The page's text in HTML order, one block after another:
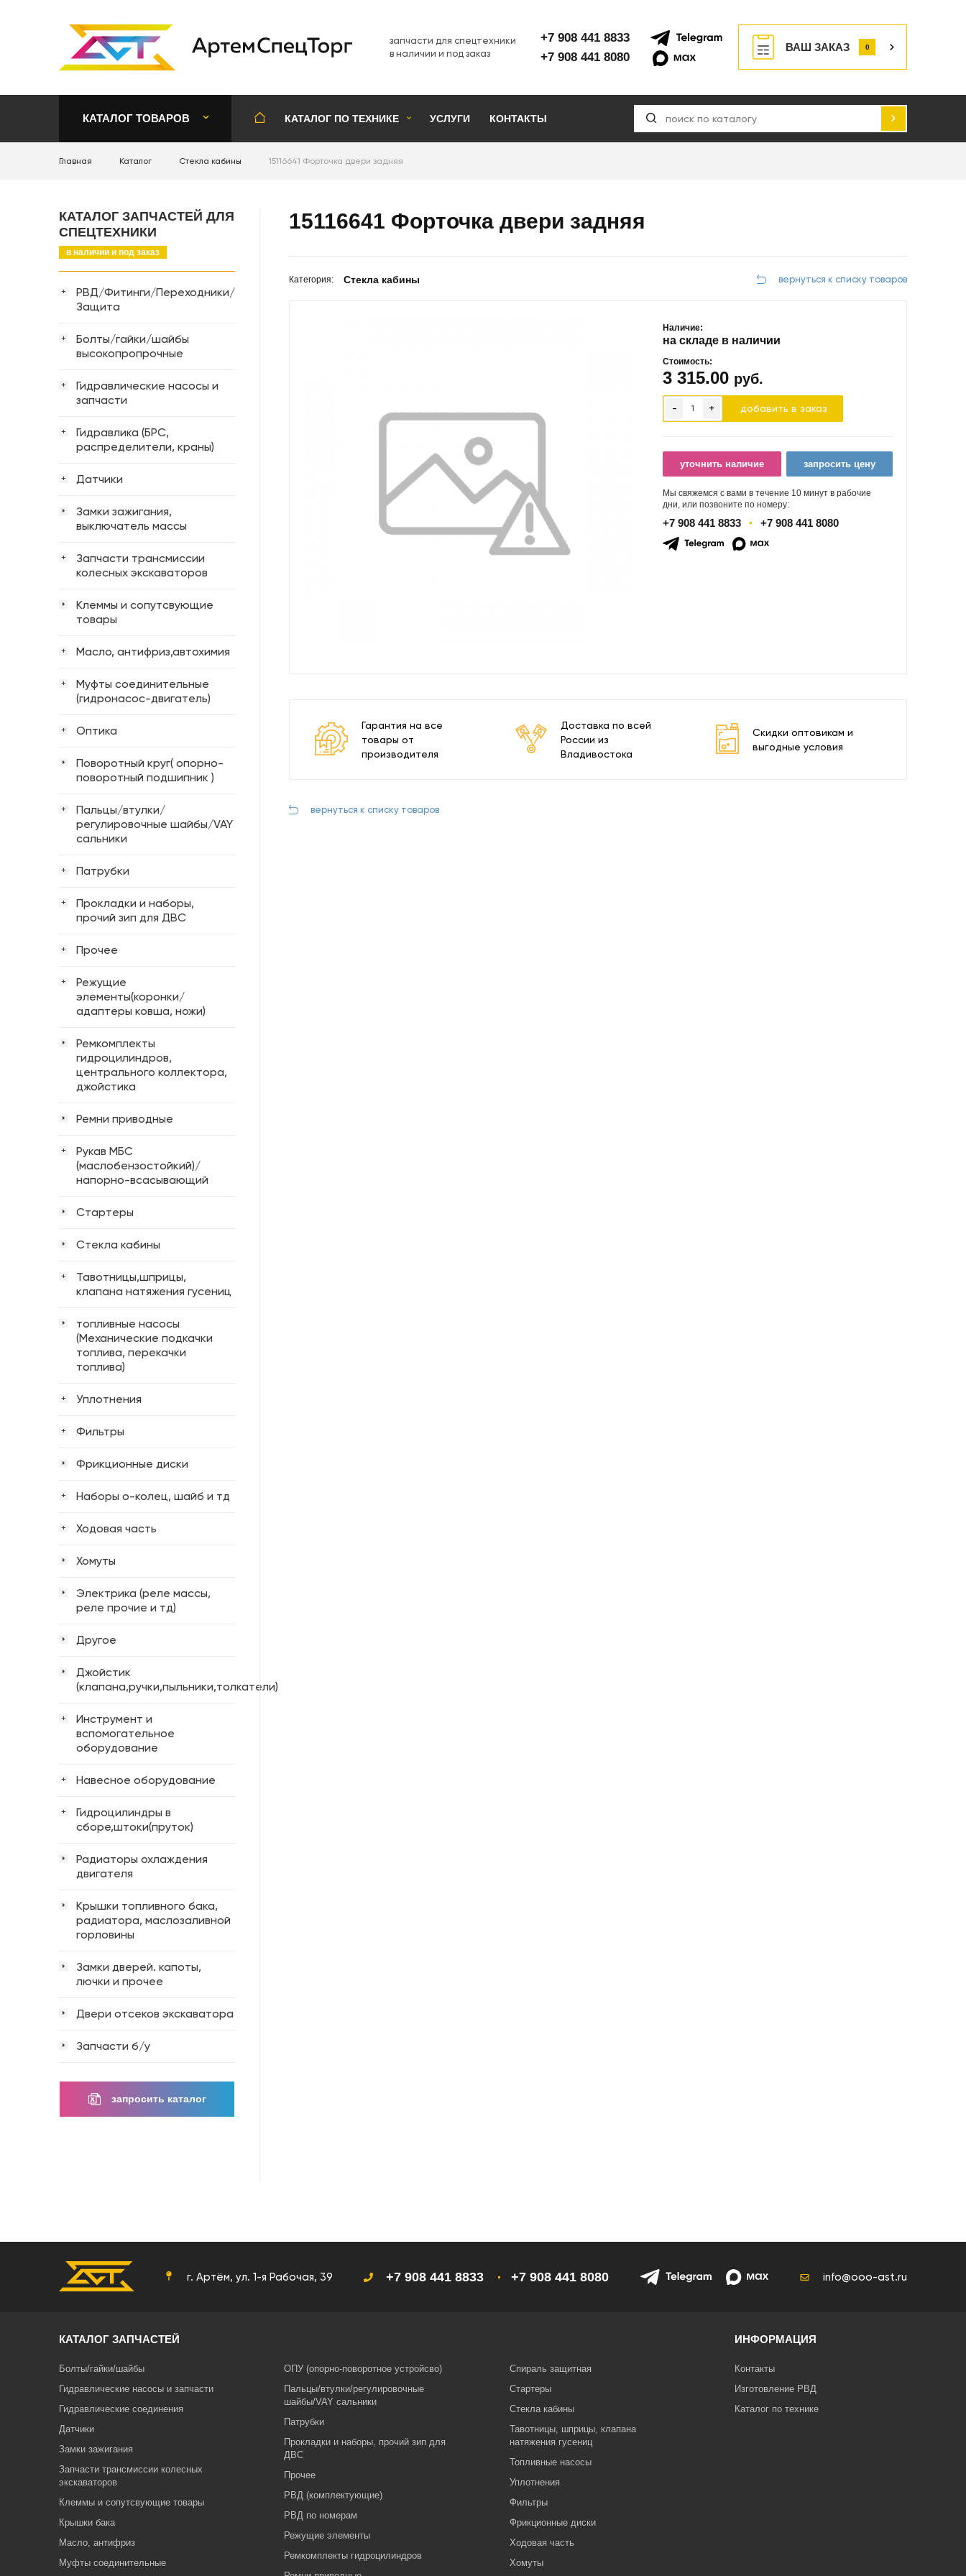
запчасти для спецтехники
в наличии и под заказ
+7 908 441 8833
+7 908 441 8080
ВАШ ЗАКАЗ 0
КАТАЛОГ ТОВАРОВ КАТАЛОГ ПО ТЕХНИКЕ УСЛУГИ КОНТАКТЫ
Главная Каталог Стекла кабины 15116641 Форточка двери задняя
КАТАЛОГ ЗАПЧАСТЕЙ ДЛЯ
СПЕЦТЕХНИКИ
в наличии и под заказ
+
РВД/Фитинги/Переходники/
Защита
+
Болты/гайки/шайбы
высокопропрочные
+
Гидравлические насосы и
запчасти
+
Гидравлика (БРС,
распределители, краны)
+ Датчики
Замки зажигания,
выключатель массы
+
Запчасти трансмиссии
колесных экскаваторов
Клеммы и сопутсвующие
товары
+ Масло, антифриз,автохимия
+
Муфты соединительные
(гидронасос-двигатель)
+ Оптика
Поворотный круг( опорно-
поворотный подшипник )
+
Пальцы/втулки/
регулировочные шайбы/VAY
сальники
+ Патрубки
+
Прокладки и наборы,
прочий зип для ДВС
+ Прочее
+
Режущие
элементы(коронки/
адаптеры ковша, ножи)
Ремкомплекты
гидроцилиндров,
центрального коллектора,
джойстика
Ремни приводные
+
Рукав МБС
(маслобензостойкий)/
напорно-всасывающий
Стартеры
Стекла кабины
+
Тавотницы,шприцы,
клапана натяжения гусениц
топливные насосы
(Механические подкачки
топлива, перекачки
топлива)
+ Уплотнения
+ Фильтры
Фрикционные диски
+ Наборы о-колец, шайб и тд
+ Ходовая часть
Хомуты
Электрика (реле массы,
реле прочие и тд)
Другое
Джойстик
(клапана,ручки,пыльники,толкатели)
+
Инструмент и
вспомогательное
оборудование
+ Навесное оборудование
+
Гидроцилиндры в
сборе,штоки(пруток)
Радиаторы охлаждения
двигателя
Крышки топливного бака,
радиатора, маслозаливной
горловины
Замки дверей. капоты,
лючки и прочее
Двери отсеков экскаватора
Запчасти б/у
запросить каталог
15116641 Форточка двери задняя
Категория: Стекла кабины вернуться к списку товаров
Наличие:
на складе в наличии
Стоимость:
3 315.00 руб.
- + добавить в заказ
уточнить наличие запросить цену
Мы свяжемся с вами в течение 10 минут в рабочие
дни, или позвоните по номеру:
+7 908 441 8833 +7 908 441 8080
Гарантия на все
товары от
производителя
Доставка по всей
России из
Владивостока
Скидки оптовикам и
выгодные условия
вернуться к списку товаров
г. Артём, ул. 1-я Рабочая, 39 +7 908 441 8833 +7 908 441 8080 info@ooo-ast.ru
КАТАЛОГ ЗАПЧАСТЕЙ
Болты/гайки/шайбы
Гидравлические насосы и запчасти
Гидравлические соединения
Датчики
Замки зажигания
Запчасти трансмиссии колесных
экскаваторов
Клеммы и сопутсвующие товары
Крышки бака
Масло, антифриз
Муфты соединительные
ОПУ (опорно-поворотное устройсво)
Пальцы/втулки/регулировочные
шайбы/VAY сальники
Патрубки
Прокладки и наборы, прочий зип для
ДВС
Прочее
РВД (комплектующие)
РВД по номерам
Режущие элементы
Ремкомплекты гидроцилиндров
Спираль защитная
Стартеры
Стекла кабины
Тавотницы, шприцы, клапана
натяжения гусениц
Топливные насосы
Уплотнения
Фильтры
Фрикционные диски
Ходовая часть
Хомуты
ИНФОРМАЦИЯ
Контакты
Изготовление РВД
Каталог по технике